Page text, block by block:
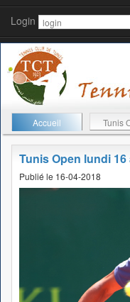
Login
Accueil Tunis
Tunis Open lundi 16
Publié le 16-04-2018